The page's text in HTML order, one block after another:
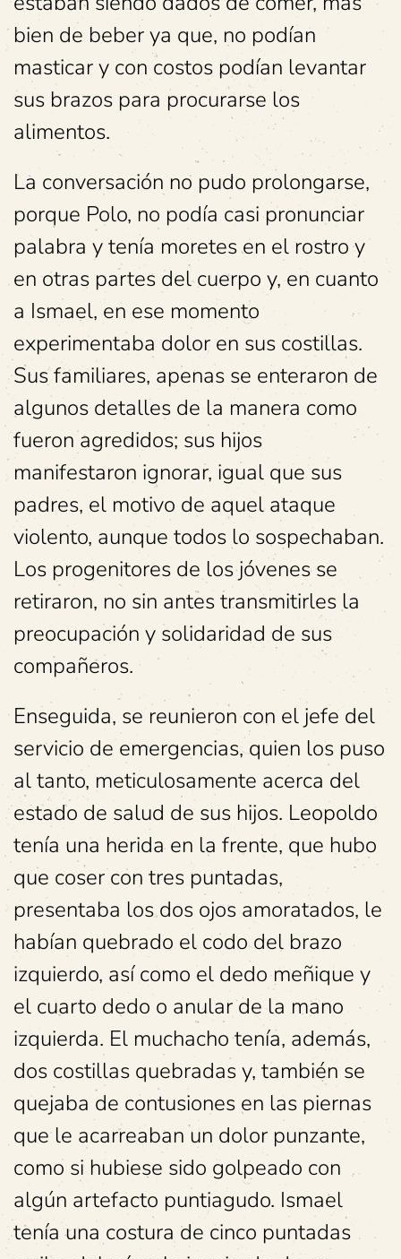
bien de beber ya que, no podían
masticar y con costos podían levantar
sus brazos para procurarse los
alimentos.
La conversación no pudo prolongarse,
porque Polo, no podía casi pronunciar
palabra y tenía moretes en el rostro y
en otras partes del cuerpo y, en cuanto
a Ismael, en ese momento
experimentaba dolor en sus costillas.
Sus familiares, apenas se enteraron de
algunos detalles de la manera como
fueron agredidos; sus hijos
manifestaron ignorar, igual que sus
padres, el motivo de aquel ataque
violento, aunque todos lo sospechaban.
Los progenitores de los jóvenes se
retiraron, no sin antes transmitirles la
preocupación y solidaridad de sus
compañeros.
Enseguida, se reunieron con el jefe del
servicio de emergencias, quien los puso
al tanto, meticulosamente acerca del
estado de salud de sus hijos. Leopoldo
tenía una herida en la frente, que hubo
que coser con tres puntadas,
presentaba los dos ojos amoratados, le
habían quebrado el codo del brazo
izquierdo, así como el dedo meñique y
el cuarto dedo o anular de la mano
izquierda. El muchacho tenía, además,
dos costillas quebradas y, también se
quejaba de contusiones en las piernas
que le acarreaban un dolor punzante,
como si hubiese sido golpeado con
algún artefacto puntiagudo. Ismael
tenía una costura de cinco puntadas